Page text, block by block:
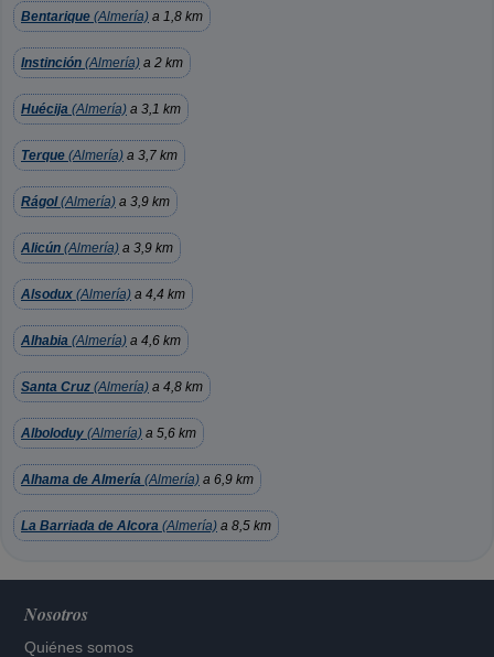
Bentarique (Almería) a 1,8 km
Instinción (Almería) a 2 km
Huécija (Almería) a 3,1 km
Terque (Almería) a 3,7 km
Rágol(Almería) a 3,9 km
Alicún (Almería) a 3,9 km
Alsodux (Almería) a 4,4 km
Alhabia (Almería) a 4,6 km
Santa Cruz (Almería) a 4,8 km
Alboloduy (Almería) a 5,6 km
Alhama de Almería (Almería) a 6,9 km
La Barriada de Alcora (Almería) a 8,5 km
Nosotros
Quiénes somos